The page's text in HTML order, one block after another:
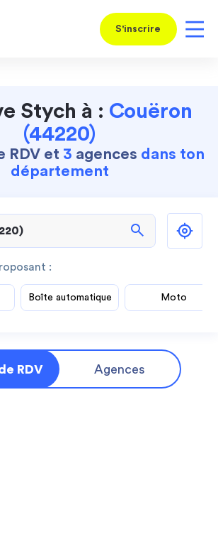
S'inscrire
Stych à : Couëron
(44220)
RDV et 3 agences dans ton
département
search
:
Boîte automatique Moto
RDV Agences